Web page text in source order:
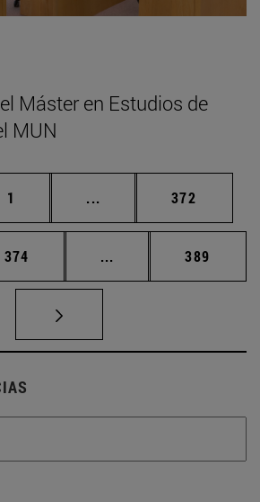
Máster en Estudios de
MUN
Página
1 ... Páginas intermedias
Página
372
Página
374 ... Páginas intermedias
Página
389